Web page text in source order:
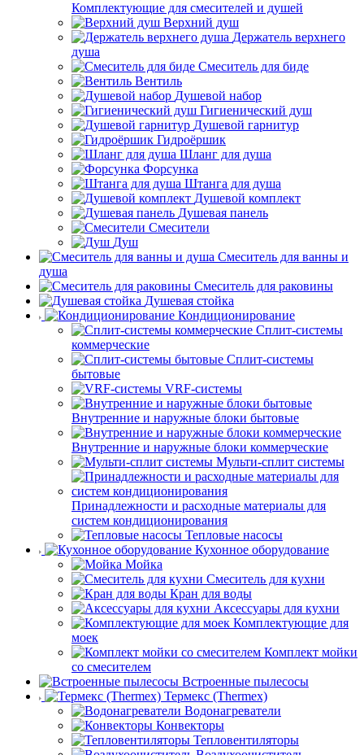
Комплектующие для смесителей и душей
Верхний душ
Держатель верхнего
душа
Смеситель для биде
Вентиль
Душевой набор
Гигиенический душ
Душевой гарнитур
Гидроёршик
Шланг для душа
Форсунка
Штанга для душа
Душевой комплект
Душевая панель
Смесители
Душ
Смеситель для ванны и
душа
Смеситель для раковины
Душевая стойка
Кондиционирование
Сплит-системы
коммерческие
Сплит-системы
бытовые
VRF-системы
Внутренние и наружные блоки бытовые
Внутренние и наружные блоки коммерческие
Мульти-сплит системы
Принадлежности и расходные материалы для
систем кондиционирования
Тепловые насосы
Кухонное оборудование
Мойка
Смеситель для кухни
Кран для воды
Аксессуары для кухни
Комплектующие для
моек
Комплект мойки
со смесителем
Встроенные пылесосы
Термекс (Thermex)
Водонагреватели
Конвекторы
Тепловентиляторы